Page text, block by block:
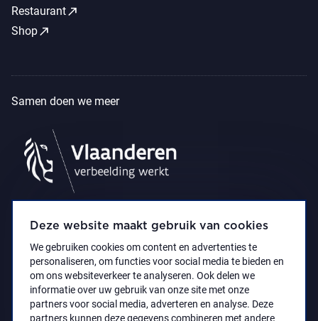
Deze website maakt gebruik van cookies
We gebruiken cookies om content en advertenties te
personaliseren, om functies voor social media te bieden en
om ons websiteverkeer te analyseren. Ook delen we
informatie over uw gebruik van onze site met onze
partners voor social media, adverteren en analyse. Deze
partners kunnen deze gegevens combineren met andere
Restaurantcall_made
Shopcall_made
Samen doen we meer